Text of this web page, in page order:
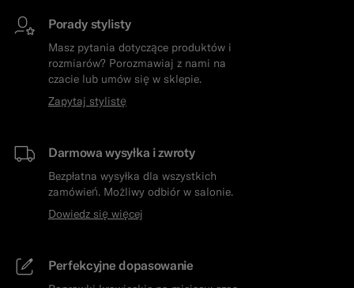
Porady stylisty
Masz pytania dotyczące produktów i
rozmiarów? Porozmawiaj z nami na
czacie lub umów się w sklepie.
Zapytaj stylistę
Darmowa wysyłka i zwroty
Bezpłatna wysyłka dla wszystkich
zamówień. Możliwy odbiór w salonie.
Dowiedz się więcej
Perfekcyjne dopasowanie